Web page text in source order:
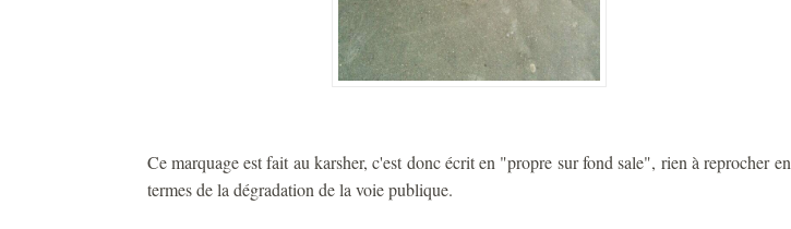
Ce marquage est fait au karsher, c'est donc écrit en "propre sur fond sale", rien à reprocher en
termes de la dégradation de la voie publique.